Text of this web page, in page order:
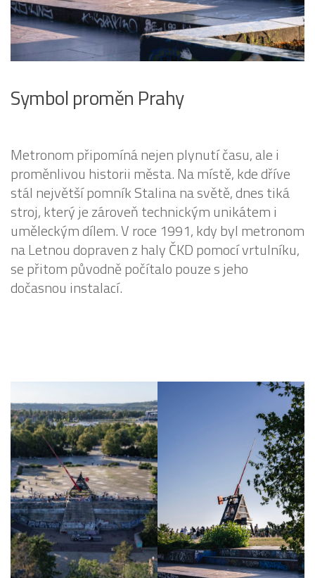
Symbol proměn Prahy
Metronom připomíná nejen plynutí času, ale i
proměnlivou historii města. Na místě, kde dříve
stál největší pomník Stalina na světě, dnes tiká
stroj, který je zároveň technickým unikátem i
uměleckým dílem. V roce 1991, kdy byl metronom
na Letnou dopraven z haly ČKD pomocí vrtulníku,
se přitom původně počítalo pouze s jeho
dočasnou instalací.